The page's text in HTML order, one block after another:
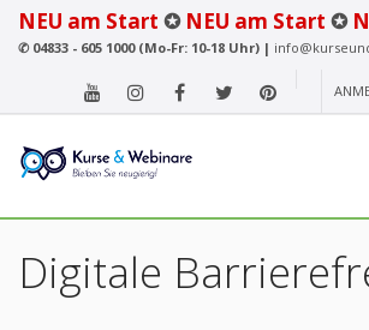
NEU am Start ✪ NEU am Start ✪
✆04833 - 605 1000 (Mo-Fr: 10-18 Uhr) |
Digitale